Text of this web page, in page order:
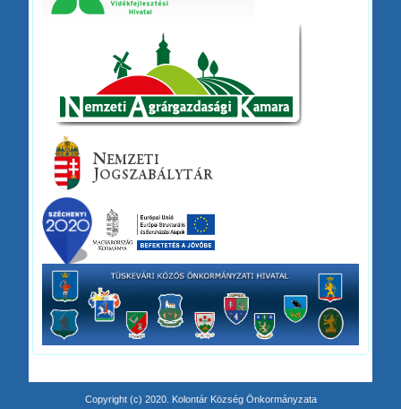
Copyright (c) 2020. Kolontár Község Önkormányzata